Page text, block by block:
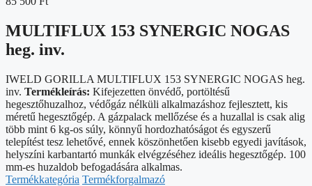
MULTIFLUX 153 SYNERGIC NOGAS
heg. inv.
IWELD GORILLA MULTIFLUX 153 SYNERGIC NOGAS heg.
inv. Termékleírás: Kifejezetten önvédő, portöltésű
hegesztőhuzalhoz, védőgáz nélküli alkalmazáshoz fejlesztett, kis
méretű hegesztőgép. A gázpalack mellőzése és a huzallal is csak alig
több mint 6 kg-os súly, könnyű hordozhatóságot és egyszerű
telepítést tesz lehetővé, ennek köszönhetően kisebb egyedi javítások,
helyszíni karbantartó munkák elvégzéséhez ideális hegesztőgép. 100
mm-es huzaldob befogadására alkalmas.
Termékkategória Termékforgalmazó